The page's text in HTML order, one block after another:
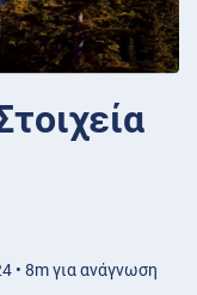
• 8m για ανάγνωση